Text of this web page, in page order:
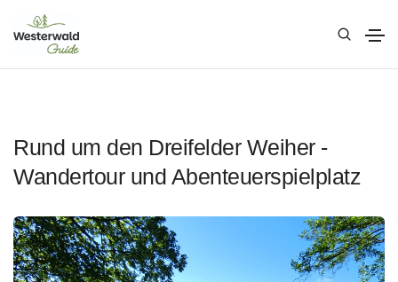
Rund um den Dreifelder Weiher -
Wandertour und Abenteuerspielplatz